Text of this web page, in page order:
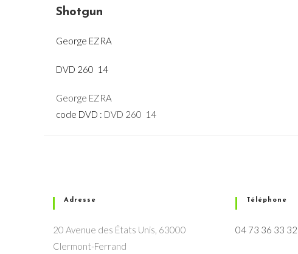
Shotgun
George EZRA
DVD 260  14
George EZRA
code DVD : DVD 260  14
Adresse
20 Avenue des États Unis, 63000
Clermont-Ferrand
Téléphone
04 73 36 33 32